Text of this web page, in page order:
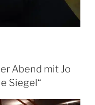
Abend mit Jo
Siegel“